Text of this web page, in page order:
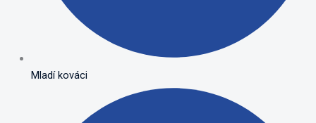
Mladí kováci